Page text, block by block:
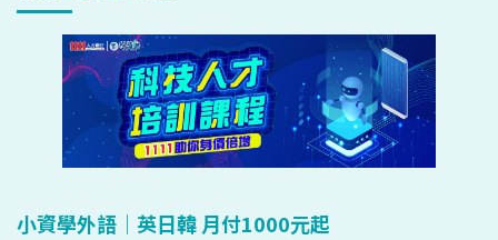
小資學外語｜英日韓 月付1000元起